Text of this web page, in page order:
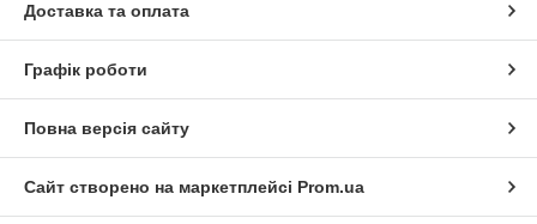
Доставка та оплата
Графік роботи
Повна версія сайту
Сайт створено на маркетплейсі Prom.ua